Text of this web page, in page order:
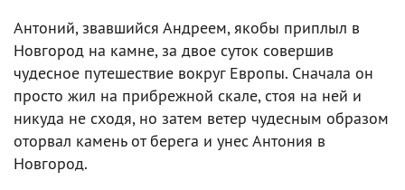
Антоний, звавшийся Андреем, якобы приплыл в
Новгород на камне, за двое суток совершив
чудесное путешествие вокруг Европы. Сначала он
просто жил на прибрежной скале, стоя на ней и
никуда не сходя, но затем ветер чудесным образом
оторвал камень от берега и унес Антония в
Новгород.